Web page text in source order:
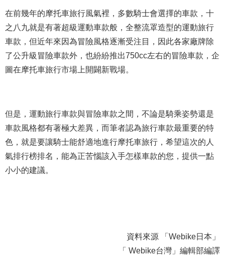
在前幾年的摩托車旅行風氣裡，多數騎士會選擇的車款，十
之八九就是有著超級運動車款般，全整流罩造型的運動旅行
車款，但近年來因為冒險風格逐漸受注目，因此各家廠牌除
了公升級冒險車款外，也紛紛推出750cc左右的冒險車款，企
圖在摩托車旅行市場上開闢新戰場。
但是，運動旅行車款與冒險車款之間，不論是騎乘姿勢還是
車款風格都有著極大差異，而筆者認為旅行車款最重要的特
色，就是要讓騎士能舒適地進行摩托車旅行，希望這次的人
氣排行榜排名，能為正苦惱該入手怎樣車款的您，提供一點
小小的建議。
資料來源 「Webike日本」
「 Webike台灣」編輯部編譯